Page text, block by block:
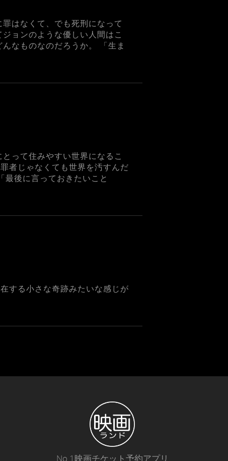
はなくて、でも死刑になって
ョンのような優しい人間はこ
なものなのだろうか。 「生ま
って住みやすい世界になるこ
者じゃなくても世界を汚すんだ
後に言っておきたいこと
する小さな奇跡みたいな感じが
No.1映画チケット予約アプリ